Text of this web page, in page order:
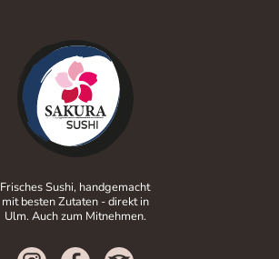
Frisches Sushi, handgemacht
mit besten Zutaten - direkt in
Ulm. Auch zum Mitnehmen.